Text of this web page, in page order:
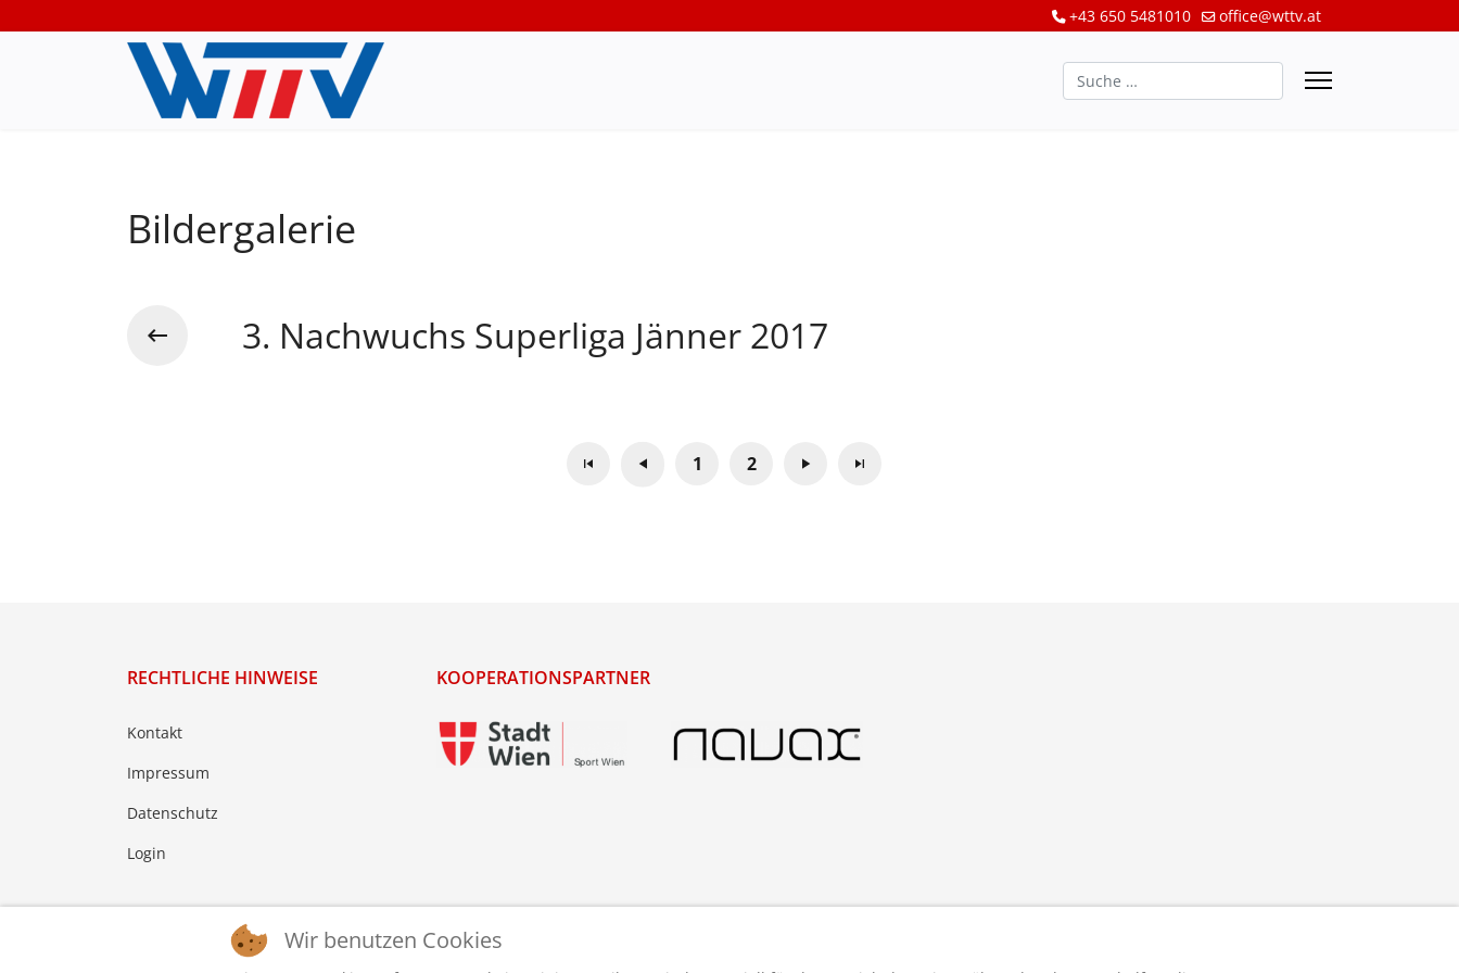
+43 650 5481010 office@wttv.at
Suchen
Bildergalerie
3. Nachwuchs Superliga Jänner 2017
1 2
RECHTLICHE HINWEISE
Kontakt
Impressum
Datenschutz
Login
KOOPERATIONSPARTNER
© 2026 © WTTV - Wiener Tischtennis Verband. Gestaltet und betreut von
Wir benutzen Cookies